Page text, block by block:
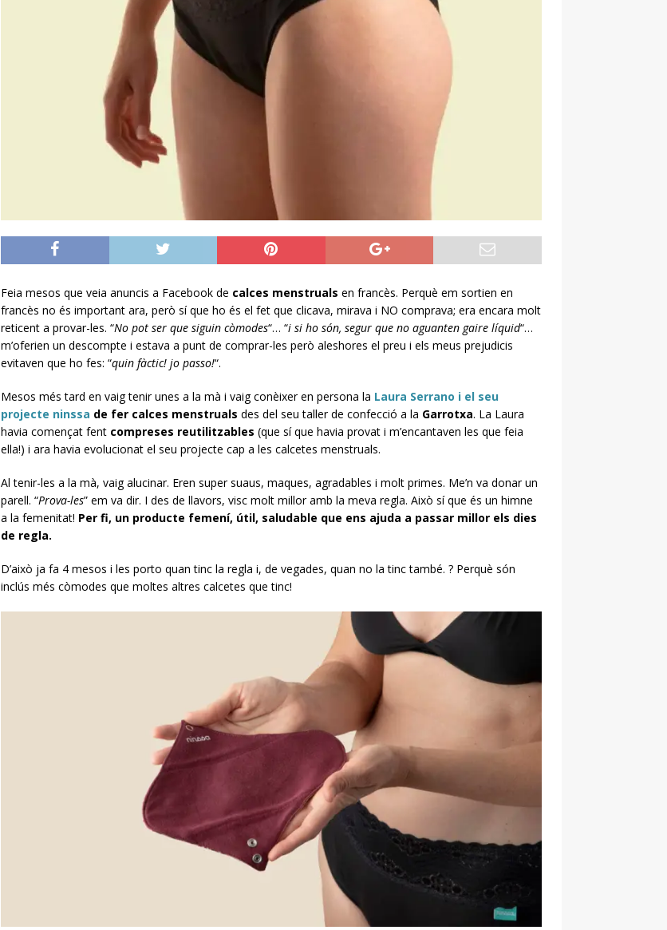
Feia mesos que veia anuncis a Facebook de calces menstruals en francès. Perquè em sortien en
francès no és important ara, però sí que ho és el fet que clicava, mirava i NO comprava; era encara molt
reticent a provar-les. “No pot ser que siguin còmodes“… “i si ho són, segur que no aguanten gaire líquid“…
m’oferien un descompte i estava a punt de comprar-les però aleshores el preu i els meus prejudicis
evitaven que ho fes: “quin fàctic! jo passo!“.
Mesos més tard en vaig tenir unes a la mà i vaig conèixer en persona la Laura Serrano i el seu
projecte ninssa de fer calces menstruals des del seu taller de confecció a la Garrotxa. La Laura
havia començat fent compreses reutilitzables (que sí que havia provat i m’encantaven les que feia
ella!) i ara havia evolucionat el seu projecte cap a les calcetes menstruals.
Al tenir-les a la mà, vaig alucinar. Eren super suaus, maques, agradables i molt primes. Me’n va donar un
parell. “Prova-les” em va dir. I des de llavors, visc molt millor amb la meva regla. Això sí que és un himne
a la femenitat! Per fi, un producte femení, útil, saludable que ens ajuda a passar millor els dies
de regla.
D’això ja fa 4 mesos i les porto quan tinc la regla i, de vegades, quan no la tinc també. ? Perquè són
inclús més còmodes que moltes altres calcetes que tinc!